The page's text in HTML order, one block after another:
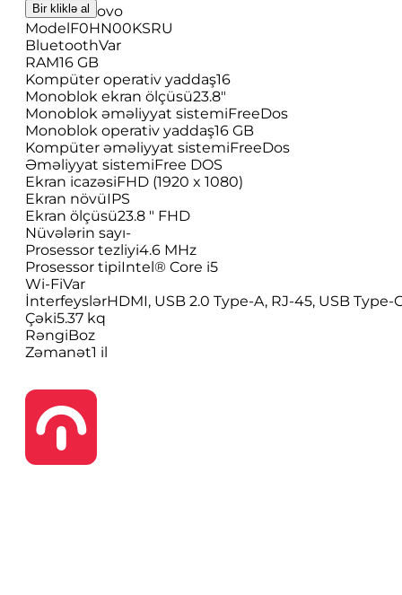
Bir kliklə al
BrendLenovo
ModelF0HN00KSRU
BluetoothVar
RAM16 GB
Kompüter operativ yaddaş16
Monoblok ekran ölçüsü23.8"
Monoblok əməliyyat sistemiFreeDos
Monoblok operativ yaddaş16 GB
Kompüter əməliyyat sistemiFreeDos
Əməliyyat sistemiFree DOS
Ekran icazəsiFHD (1920 x 1080)
Ekran növüIPS
Ekran ölçüsü23.8 " FHD
Nüvələrin sayı-
Prosessor tezliyi4.6 MHz
Prosessor tipiIntel® Core i5
Wi-FiVar
İnterfeyslərHDMI, USB 2.0 Type-A, RJ-45, USB Type-
Çəki5.37 kq
RəngiBoz
Zəmanət1 il